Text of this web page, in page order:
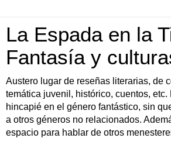
La Espada en la
Fantasía y
Austero lugar de reseñas literarias, de
temática juvenil, histórico, cuentos, etc.
hincapié en el género fantástico, sin
a otros géneros no relacionados.
espacio para hablar de otros